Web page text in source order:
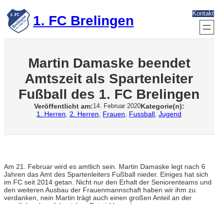
Zum
Inhalt
springen 1. FC Brelingen Kontakt
Martin Damaske beendet
Amtszeit als Spartenleiter
Fußball des 1. FC Brelingen
Veröffentlicht am:14. Februar 2020Kategorie(n):
1. Herren
2. Herren Frauen Fussball Jugend
Am 21. Februar wird es amtlich sein. Martin Damaske legt nach 6
Jahren das Amt des Spartenleiters Fußball nieder. Einiges hat sich
im FC seit 2014 getan. Nicht nur den Erhalt der Seniorenteams und
den weiteren Ausbau der Frauenmannschaft haben wir ihm zu
verdanken, nein Martin trägt auch einen großen Anteil an der